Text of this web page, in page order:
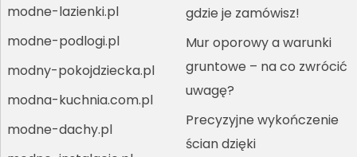
modne-lazienki.pl
modne-podlogi.pl
modny-pokojdziecka.pl
modna-kuchnia.com.pl
modne-dachy.pl
gdzie je zamówisz!
Mur oporowy a warunki
gruntowe – na co zwrócić
uwagę?
Precyzyjne wykończenie
ścian dzięki